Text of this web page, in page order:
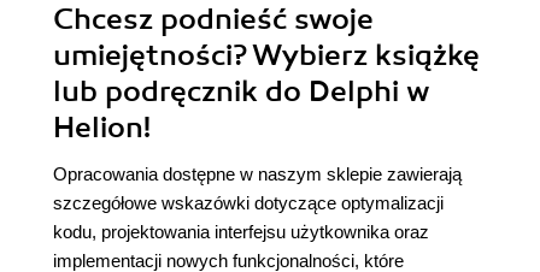
Chcesz podnieść swoje
umiejętności? Wybierz książkę
lub podręcznik do Delphi w
Helion!
Opracowania dostępne w naszym sklepie zawierają
szczegółowe wskazówki dotyczące optymalizacji
kodu, projektowania interfejsu użytkownika oraz
implementacji nowych funkcjonalności, które